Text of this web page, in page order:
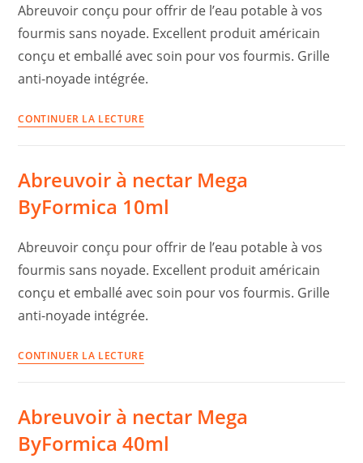
Abreuvoir conçu pour offrir de l’eau potable à vos
fourmis sans noyade. Excellent produit américain
conçu et emballé avec soin pour vos fourmis. Grille
anti-noyade intégrée.
CONTINUER LA LECTURE
à
nectar
Mega
10ml
Abreuvoir à nectar Mega
ByFormica 10ml
Abreuvoir conçu pour offrir de l’eau potable à vos
fourmis sans noyade. Excellent produit américain
conçu et emballé avec soin pour vos fourmis. Grille
anti-noyade intégrée.
CONTINUER LA LECTURE
Mega
ByFormica
10ml
Abreuvoir à nectar Mega
ByFormica 40ml